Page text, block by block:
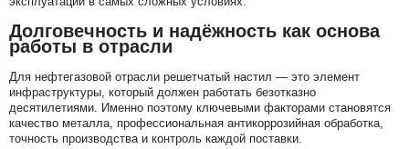
Долговечность и надёжность как основа
работы в отрасли
Для нефтегазовой отрасли решетчатый настил — это элемент
инфраструктуры, который должен работать безотказно
десятилетиями. Именно поэтому ключевыми факторами становятся
качество металла, профессиональная антикоррозийная обработка,
точность производства и контроль каждой поставки.